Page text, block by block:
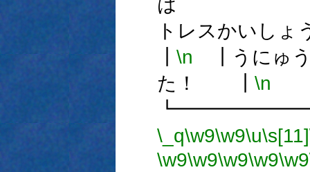
トレスか
\n ┃うにゅ
た！ ┃ \n
\_q\w9\w9\u\s[11]
\w9\w9\w9\w9\w9